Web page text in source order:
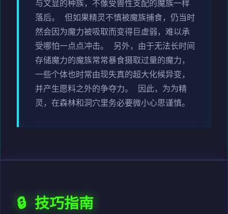
与文显的种族，不像受兽性支配的魔族一样
落后。 但如果精灵不慎被魔族捕食，仍当时
然会因为魔力被吸取而变得巨虚弱，难以承
受哪怕一点点冲击。 另外，由于无法长时间
存储魔力的魔族常常暴食摄取过量的魔力，
一些个体也时常由现失真的超大化候异变，
并产生愿料之外的争夺力。 因此，为为精
灵，在森林和洞穴里务必要微小心思谨慎。
🔒 技巧指南